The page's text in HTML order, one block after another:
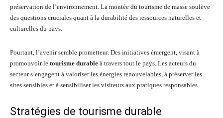
préservation de l’environnement. La montée du tourisme de masse soulève
des questions cruciales quant à la durabilité des ressources naturelles et
culturelles du pays.
Pourtant, l’avenir semble prometteur. Des initiatives émergent, visant à
promouvoir le tourisme durable à travers tout le pays. Les acteurs du
secteur s’engagent à valoriser les énergies renouvelables, à préserver les
sites sensibles et à sensibiliser les visiteurs aux pratiques responsables.
Stratégies de tourisme durable